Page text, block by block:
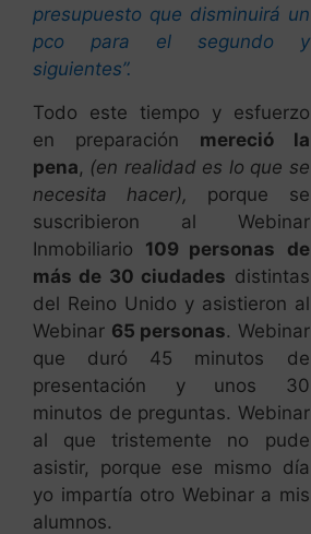
presupuesto que disminuirá un
pco para el segundo y
siguientes”.
Todo este tiempo y esfuerzo
en preparación mereció la
pena, (en realidad es lo que se
necesita hacer), porque se
suscribieron al Webinar
Inmobiliario 109 personas
de
más de 30 ciudades distintas
del Reino Unido y asistieron al
Webinar 65 personas. Webinar
que duró 45 minutos de
presentación y unos 30
minutos de preguntas. Webinar
al que tristemente no pude
asistir, porque ese mismo día
yo impartía otro Webinar a mis
alumnos.